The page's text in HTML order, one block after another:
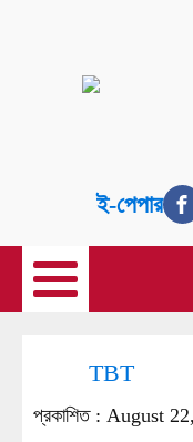
ই-পেপার
TBT
প্রকাশিত : August